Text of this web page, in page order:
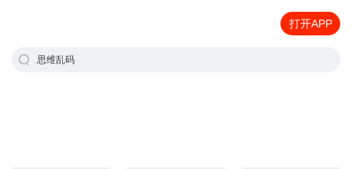
打开APP
思维乱码